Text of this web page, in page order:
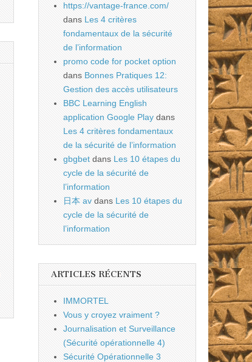
https://vantage-france.com/
dans Les 4 critères
fondamentaux de la sécurité
de l’information
promo code for pocket option
dans Bonnes Pratiques 12:
Gestion des accès utilisateurs
BBC Learning English
application Google Play dans
Les 4 critères fondamentaux
de la sécurité de l’information
gbgbet dans Les 10 étapes du
cycle de la sécurité de
l’information
日本 av dans Les 10 étapes du
cycle de la sécurité de
l’information
ARTICLES RÉCENTS
IMMORTEL
Vous y croyez vraiment ?
Journalisation et Surveillance
(Sécurité opérationnelle 4)
Sécurité Opérationnelle 3